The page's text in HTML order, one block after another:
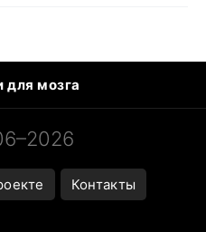
для мозга
океанариуме
Контакты